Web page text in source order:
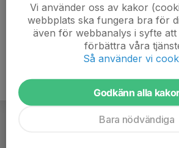
Vi använder oss av kakor
webbplats ska fungera bra för
även för webbanalys i syfte att
förbättra våra
Så använder vi
Godkänn alla
Bara nödvändiga